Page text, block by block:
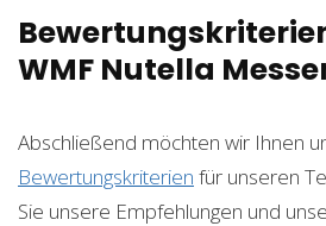
WMF Nutella
Abschließend möchten wir Ihnen
Bewertungskriterien für unseren
Sie unsere Empfehlungen und